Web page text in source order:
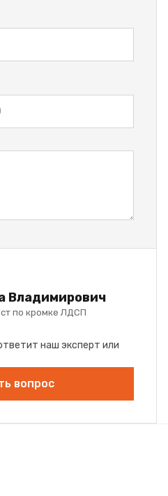
Владимирович
по кромке ЛДСП
наш эксперт или
вопрос